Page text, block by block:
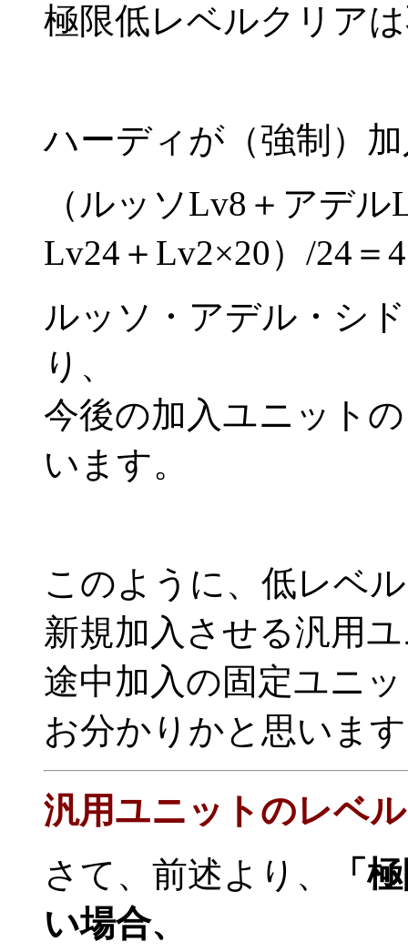
極限低レベルクリア
ハーディが（強制）
（ルッソLv8＋アデ
Lv24＋Lv2×20）/24＝
ルッソ・アデル・シ
り、
今後の加入ユニット
います。
このように、低レベ
新規加入させる汎用
途中加入の固定ユニ
お分かりかと思いま
汎用ユニットのレベ
さて、前述より、
「
い場合、